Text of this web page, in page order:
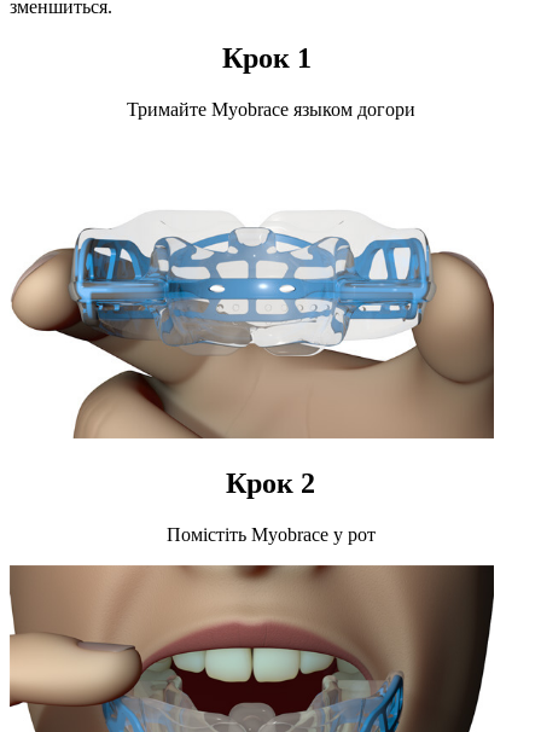
зменшиться.
Крок 1
Тримайте Myobrace языком догори
Крок 2
Помістіть Myobrace у рот